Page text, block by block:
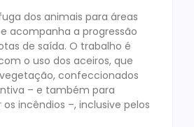
dos animais para áreas
acompanha a progressão
de saída. O trabalho é
o uso dos aceiros, que
confeccionados
– e também para
incêndios –, inclusive pelos